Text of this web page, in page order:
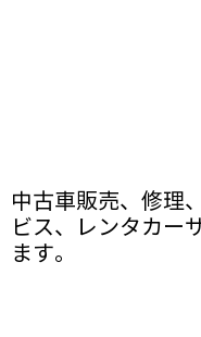
中古車販売、修理
ビス、レンタカー
ます。